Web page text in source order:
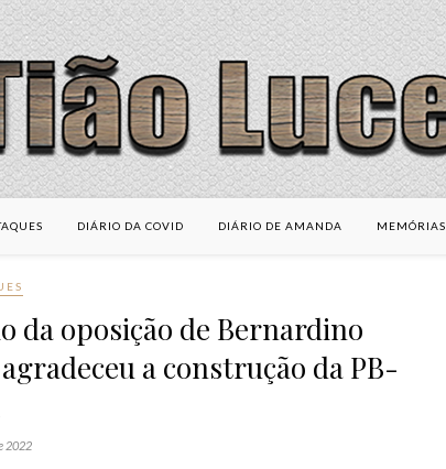
DIÁRIO DA COVID DIÁRIO DE AMANDA MEMÓRIAS
da oposição de Bernardino
a construção da PB-
2022